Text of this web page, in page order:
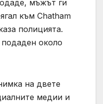
мъжът ги
към Chatham
полицията.
около
на двете
медии и